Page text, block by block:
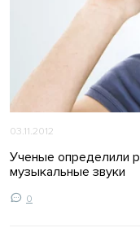
03.11.2012
Ученые определили
музыкальные звуки
0